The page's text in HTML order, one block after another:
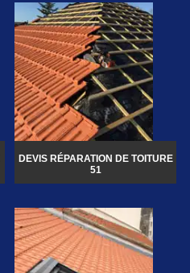
DEVIS RÉPARATION DE TOITURE
51